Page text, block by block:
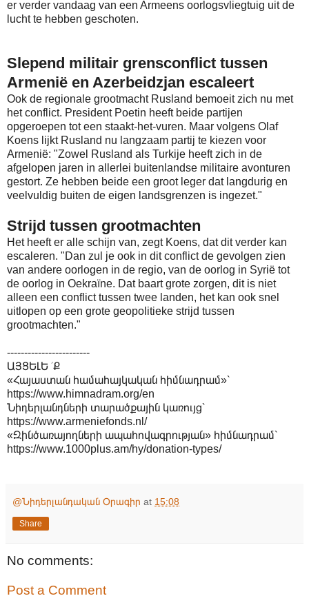
er verder vandaag van een Armeens oorlogsvliegtuig uit de
lucht te hebben geschoten.
Slepend militair grensconflict tussen
Armenië en Azerbeidzjan escaleert
Ook de regionale grootmacht Rusland bemoeit zich nu met
het conflict. President Poetin heeft beide partijen
opgeroepen tot een staakt-het-vuren. Maar volgens Olaf
Koens lijkt Rusland nu langzaam partij te kiezen voor
Armenië: "Zowel Rusland als Turkije heeft zich in de
afgelopen jaren in allerlei buitenlandse militaire avonturen
gestort. Ze hebben beide een groot leger dat langdurig en
veelvuldig buiten de eigen landsgrenzen is ingezet."
Strijd tussen grootmachten
Het heeft er alle schijn van, zegt Koens, dat dit verder kan
escaleren. "Dan zul je ook in dit conflict de gevolgen zien
van andere oorlogen in de regio, van de oorlog in Syrië tot
de oorlog in Oekraïne. Dat baart grote zorgen, dit is niet
alleen een conflict tussen twee landen, het kan ook snel
uitlopen op een grote geopolitieke strijd tussen
grootmachten."
------------------------
ԱՅՑԵԼԵ ՛Ք
«Հայաստան համահայկական հիմնադրամ»՝
https://www.himnadram.org/en
Նիդերլանդների տարածքային կառույց՝
https://www.armeniefonds.nl/
«Զինծառայողների ապահովագրության» հիմնադրամ՝
https://www.1000plus.am/hy/donation-types/
@Նիդերլանդական Օրագիր at 15:08
Share
No comments:
Post a Comment